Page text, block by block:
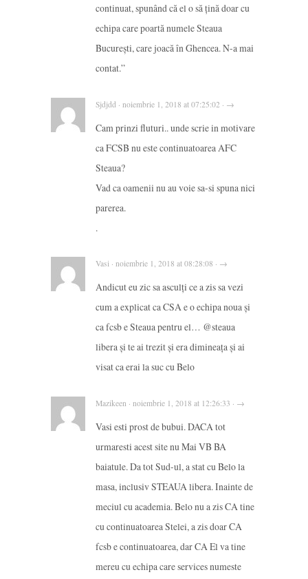
continuat, spunând că el o să țină doar cu
echipa care poartă numele Steaua
București, care joacă în Ghencea. N-a mai
contat.”
Sjdjdd · noiembrie 1, 2018 at 07:25:02 · →
Cam prinzi fluturi.. unde scrie in motivare
ca FCSB nu este continuatoarea AFC
Steaua?
Vad ca oamenii nu au voie sa-si spuna nici
parerea.
.
Vasi · noiembrie 1, 2018 at 08:28:08 · →
Andicut eu zic sa asculți ce a zis sa vezi
cum a explicat ca CSA e o echipa noua și
ca fcsb e Steaua pentru el… @steaua
libera și te ai trezit și era dimineața și ai
visat ca erai la suc cu Belo
Mazikeen · noiembrie 1, 2018 at 12:26:33 · →
Vasi esti prost de bubui. DACA tot
urmaresti acest site nu Mai VB BA
baiatule. Da tot Sud-ul, a stat cu Belo la
masa, inclusiv STEAUA libera. Inainte de
meciul cu academia. Belo nu a zis CA tine
cu continuatoarea Stelei, a zis doar CA
fcsb e continuatoarea, dar CA El va tine
mereu cu echipa care services numeste